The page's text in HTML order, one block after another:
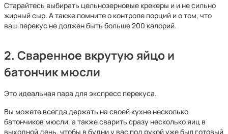
Старайтесь выбирать цельнозерновые крекеры и и не сильно
жирный сыр. А также помните о контроле порций и о том, что
ваш перекус не должен быть больше 200 калорий.
2. Сваренное вкрутую яйцо и
батончик мюсли
Это идеальная пара для экспресс перекуса.
Вы можете всегда держать на своей кухне несколько
батончиков мюсли, а также сварить сразу несколько яиц в
выходной день, чтобы в будни у вас под рукой уже был готовый